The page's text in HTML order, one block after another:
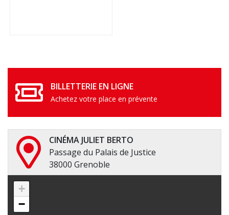
BILLETTERIE EN LIGNE
Achetez votre place en prévente
CINÉMA JULIET BERTO
Passage du Palais de Justice
38000 Grenoble
+
−